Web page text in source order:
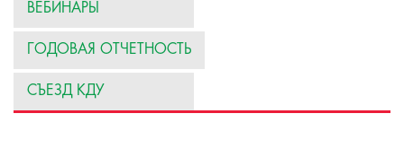
ВЕБИНАРЫ
ГОДОВАЯ ОТЧЕТНОСТЬ
СЪЕЗД КДУ